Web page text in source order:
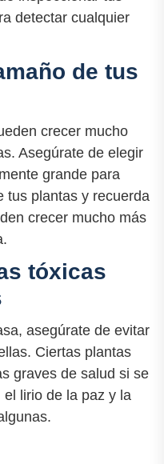
detectar cualquier
de tus
crecer mucho
Asegúrate de elegir
grande para
tus plantas y recuerda
crecer mucho más
tóxicas
asegúrate de evitar
Ciertas plantas
graves de salud si se
lirio de la paz y la